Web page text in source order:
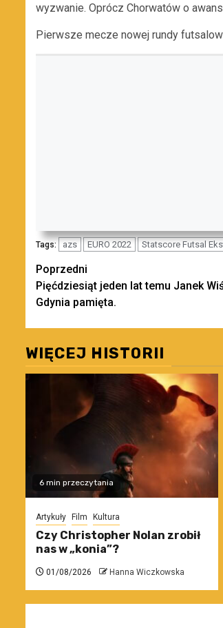
wyzwanie. Oprócz Chorwatów o
Pierwsze mecze nowej rundy
Tags: azs EURO 2022 Statscore Futsal
Zobacz
wpisy
Poprzedni
Pięćdziesiąt jeden lat temu Janek
Gdynia pamięta.
WIĘCEJ HISTORII
6 min przeczytania
Artykuły Film Kultura
Czy Christopher Nolan zrobił
nas w „konia”?
01/08/2026 Hanna Wiczkowska